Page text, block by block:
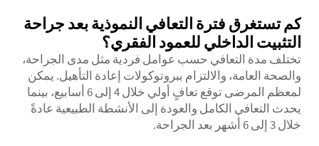
كم تستغرق فترة التعافي النموذية بعد جراحة
التثبيت الداخلي للعمود الفقري؟
تختلف مدة التعافي حسب عوامل فردية مثل مدى الجراحة،
والصحة العامة، والالتزام ببروتوكولات إعادة التأهيل. يمكن
لمعظم المرضى توقع تعافٍ أولي خلال 4 إلى 6 أسابيع، بينما
يحدث التعافي الكامل والعودة إلى الأنشطة الطبيعية عادةً
خلال 3 إلى 6 أشهر بعد الجراحة.